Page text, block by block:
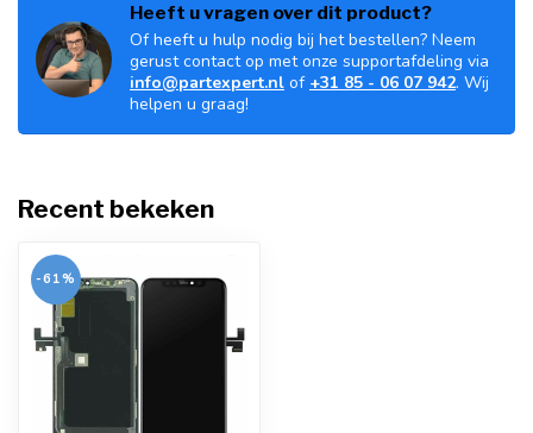
Heeft u vragen over dit product?
Of heeft u hulp nodig bij het bestellen? Neem
gerust contact op met onze supportafdeling via
info@partexpert.nl of +31 85 - 06 07 942. Wij
helpen u graag!
Recent bekeken
-61%